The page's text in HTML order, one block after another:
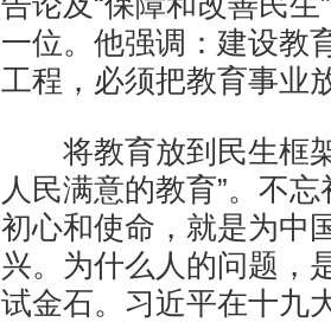
一位。他强调：建设教
工程，必须把教育事业
将教育放到民生框架
人民满意的教育”。不
初心和使命，就是为中
兴。为什么人的问题，
试金石。习近平在十九